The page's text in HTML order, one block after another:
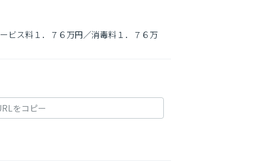
ビス料１．７６万円／消毒料１．７６万
をコピー